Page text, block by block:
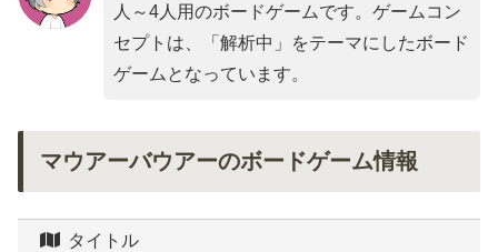
人～4人用のボードゲームです。ゲームコン
セプトは、「 解析中 」をテーマにしたボード
ゲームとなっています。
マウアーバウアーのボードゲーム情報
タイトル